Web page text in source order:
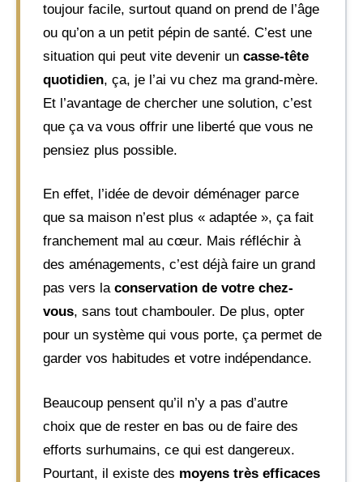
toujour facile, surtout quand on prend de l’âge
ou qu’on a un petit pépin de santé. C’est une
situation qui peut vite devenir un casse-tête
quotidien, ça, je l’ai vu chez ma grand-mère.
Et l’avantage de chercher une solution, c’est
que ça va vous offrir une liberté que vous ne
pensiez plus possible.
En effet, l’idée de devoir déménager parce
que sa maison n’est plus « adaptée », ça fait
franchement mal au cœur. Mais réfléchir à
des aménagements, c’est déjà faire un grand
pas vers la conservation de votre chez-
vous, sans tout chambouler. De plus, opter
pour un système qui vous porte, ça permet de
garder vos habitudes et votre indépendance.
Beaucoup pensent qu’il n’y a pas d’autre
choix que de rester en bas ou de faire des
efforts surhumains, ce qui est dangereux.
Pourtant, il existe des moyens très efficaces